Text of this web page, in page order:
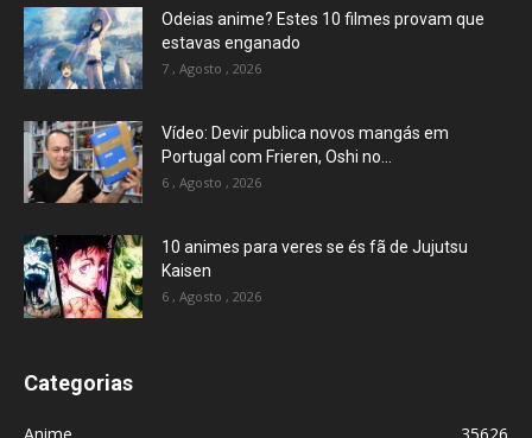
Odeias anime? Estes 10 filmes provam que
estavas enganado
7 , Agosto , 2026
Vídeo: Devir publica novos mangás em
Portugal com Frieren, Oshi no...
6 , Agosto , 2026
10 animes para veres se és fã de Jujutsu
Kaisen
6 , Agosto , 2026
Categorias